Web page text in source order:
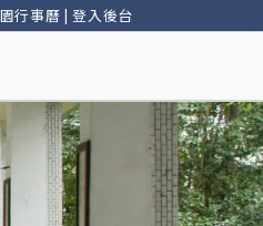
行事曆 |登入後台